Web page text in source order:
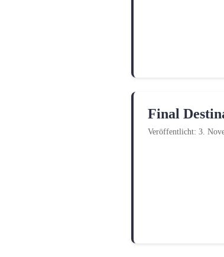
Final
Veröffentlicht: 3.